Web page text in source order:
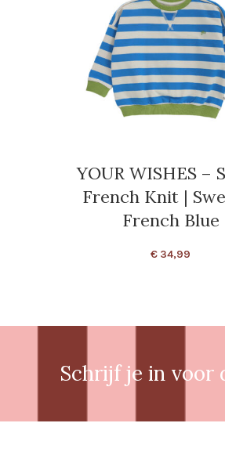
YOUR WISHES –
French Knit |
French Blue
€ 34,99
Schrijf je in voor